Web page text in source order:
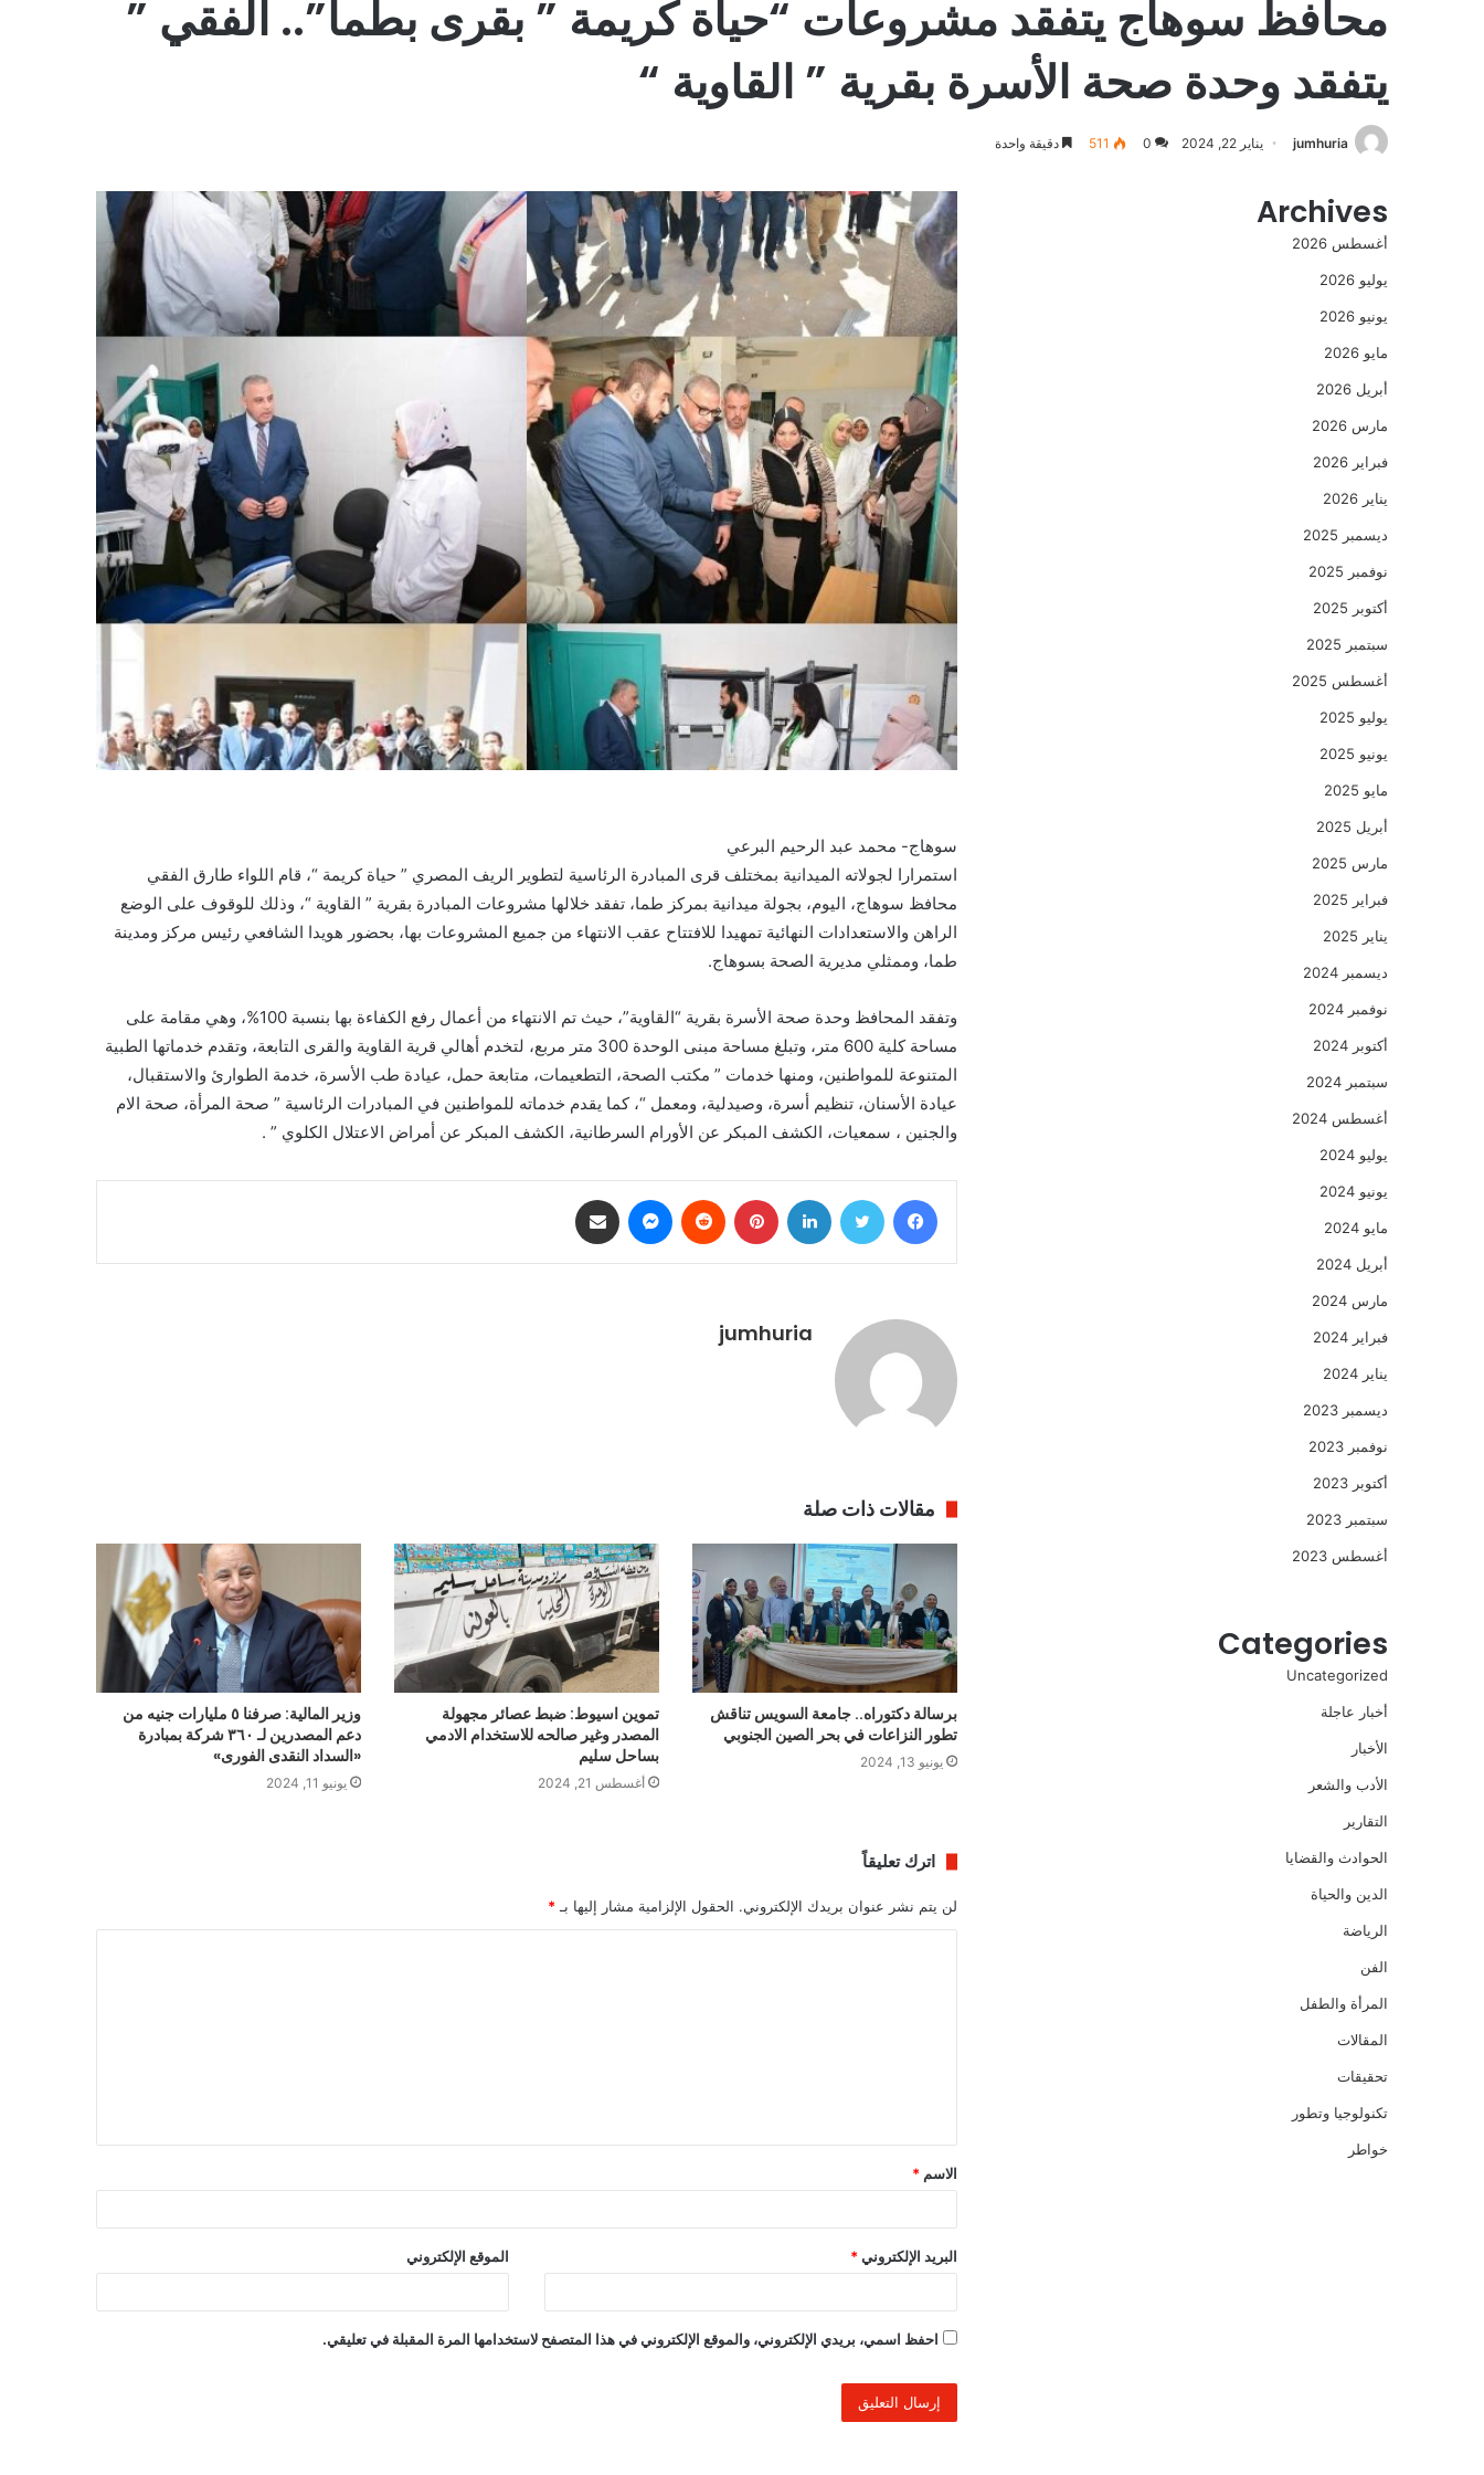
محافظ سوهاج يتفقد مشروعات “حياة كريمة ” بقرى بطما”.. الفقي ”
يتفقد وحدة صحة الأسرة بقرية ” القاوية “
jumhuria يناير 22, 2024 0
511 دقيقة واحدة
سوهاج- محمد عبد الرحيم البرعي
استمرارا لجولاته الميدانية بمختلف قرى المبادرة الرئاسية لتطوير الريف المصري ” حياة كريمة “، قام اللواء طارق الفقي
محافظ سوهاج، اليوم، بجولة ميدانية بمركز طما، تفقد خلالها مشروعات المبادرة بقرية ” القاوية “، وذلك للوقوف على الوضع
الراهن والاستعدادات النهائية تمهيدا للافتتاح عقب الانتهاء من جميع المشروعات بها، بحضور هويدا الشافعي رئيس مركز ومدينة
طما، وممثلي مديرية الصحة بسوهاج.
وتفقد المحافظ وحدة صحة الأسرة بقرية “القاوية”، حيث تم الانتهاء من أعمال رفع الكفاءة بها بنسبة 100%، وهي مقامة على
مساحة كلية 600 متر، وتبلغ مساحة مبنى الوحدة 300 متر مربع، لتخدم أهالي قرية القاوية والقرى التابعة، وتقدم خدماتها الطبية
المتنوعة للمواطنين، ومنها خدمات ” مكتب الصحة، التطعيمات، متابعة حمل، عيادة طب الأسرة، خدمة الطوارئ والاستقبال،
عيادة الأسنان، تنظيم أسرة، وصيدلية، ومعمل “، كما يقدم خدماته للمواطنين في المبادرات الرئاسية ” صحة المرأة، صحة الام
والجنين ، سمعيات، الكشف المبكر عن الأورام السرطانية، الكشف المبكر عن أمراض الاعتلال الكلوي ” .
فيسبوك تويتر لينكدإن بينتيريست ماسنجر
jumhuria
مقالات ذات صلة
برسالة دكتوراه.. جامعة السويس تناقش
تطور النزاعات في بحر الصين الجنوبي
يونيو 13, 2024
تموين اسيوط: ضبط عصائر مجهولة
المصدر وغير صالحه للاستخدام الادمي
بساحل سليم
أغسطس 21, 2024
وزير المالية: صرفنا ٥ مليارات جنيه من
دعم المصدرين لـ ٣٦٠ شركة بمبادرة
«السداد النقدى الفورى»
يونيو 11, 2024
اترك تعليقاً
لن يتم نشر عنوان بريدك الإلكتروني. الحقول الإلزامية مشار إليها بـ *
ق
*
الاسم *
البريد الإلكتروني * الموقع الإلكتروني
احفظ اسمي، بريدي الإلكتروني، والموقع الإلكتروني في هذا المتصفح لاستخدامها المرة المقبلة في تعليقي.
Archives
أغسطس 2026
يوليو 2026
يونيو 2026
مايو 2026
أبريل 2026
مارس 2026
فبراير 2026
يناير 2026
ديسمبر 2025
نوفمبر 2025
أكتوبر 2025
سبتمبر 2025
أغسطس 2025
يوليو 2025
يونيو 2025
مايو 2025
أبريل 2025
مارس 2025
فبراير 2025
يناير 2025
ديسمبر 2024
نوفمبر 2024
أكتوبر 2024
سبتمبر 2024
أغسطس 2024
يوليو 2024
يونيو 2024
مايو 2024
أبريل 2024
مارس 2024
فبراير 2024
يناير 2024
ديسمبر 2023
نوفمبر 2023
أكتوبر 2023
سبتمبر 2023
أغسطس 2023
Categories
Uncategorized
أخبار عاجلة
الأخبار
الأدب والشعر
التقارير
الحوادث والقضايا
الدين والحياة
الرياضة
الفن
المرأة والطفل
المقالات
تحقيقات
تكنولوجيا وتطور
خواطر